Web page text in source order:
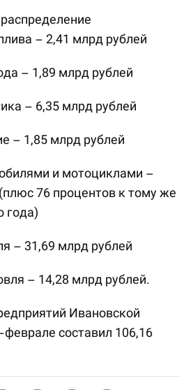
– 2,41 млрд рублей
– 1,89 млрд рублей
– 6,35 млрд рублей
– 1,85 млрд рублей
и мотоциклами –
76 процентов к тому же
года)
– 31,69 млрд рублей
– 14,28 млрд рублей.
Ивановской
составил 106,16